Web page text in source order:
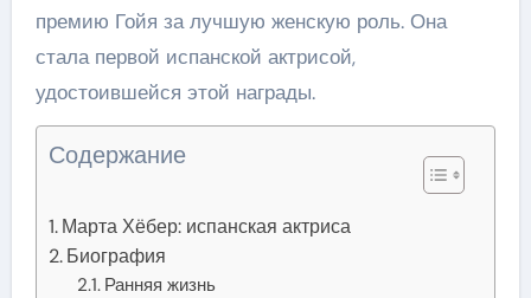
премию Гойя за лучшую женскую роль. Она
стала первой испанской актрисой,
удостоившейся этой награды.
Содержание
Марта Хёбер: испанская актриса
Биография
Ранняя жизнь